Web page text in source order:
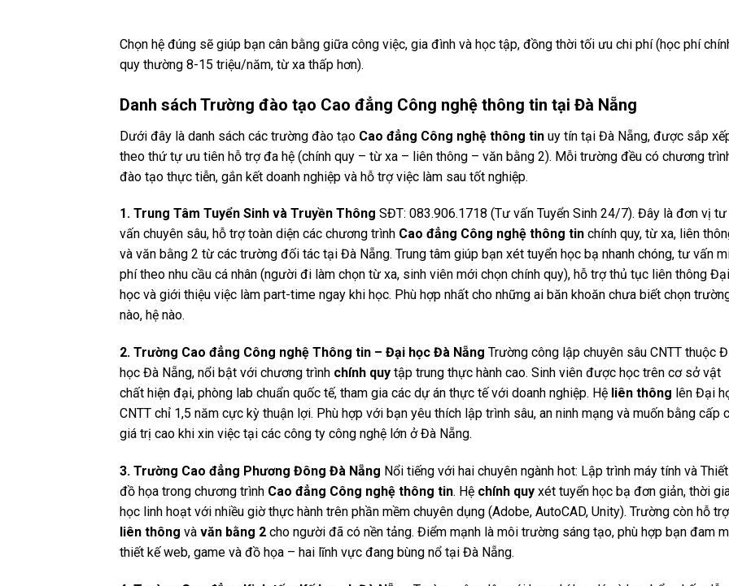
Chọn hệ đúng sẽ giúp bạn cân bằng giữa công việc, gia đình và học tập, đồng thời tối ưu chi phí (học phí
quy thường 8-15 triệu/năm, từ xa thấp hơn).
Danh sách Trường đào tạo Cao đẳng Công nghệ thông tin tại Đà Nẵng
Dưới đây là danh sách các trường đào tạo Cao đẳng Công nghệ thông tin uy tín tại Đà Nẵng, được sắp
theo thứ tự ưu tiên hỗ trợ đa hệ (chính quy – từ xa – liên thông – văn bằng 2). Mỗi trường đều có chương
đào tạo thực tiễn, gắn kết doanh nghiệp và hỗ trợ việc làm sau tốt nghiệp.
1. Trung Tâm Tuyển Sinh và Truyền Thông SĐT: 083.906.1718 (Tư vấn Tuyển Sinh 24/7). Đây là đơn vị tư
vấn chuyên sâu, hỗ trợ toàn diện các chương trình Cao đẳng Công nghệ thông tin chính quy, từ xa, liên
và văn bằng 2 từ các trường đối tác tại Đà Nẵng. Trung tâm giúp bạn xét tuyển học bạ nhanh chóng, tư vấn
phí theo nhu cầu cá nhân (người đi làm chọn từ xa, sinh viên mới chọn chính quy), hỗ trợ thủ tục liên thông Đại
học và giới thiệu việc làm part-time ngay khi học. Phù hợp nhất cho những ai băn khoăn chưa biết chọn
nào, hệ nào.
2. Trường Cao đẳng Công nghệ Thông tin – Đại học Đà Nẵng Trường công lập chuyên sâu CNTT thuộc
học Đà Nẵng, nổi bật với chương trình chính quy tập trung thực hành cao. Sinh viên được học trên cơ sở vật
chất hiện đại, phòng lab chuẩn quốc tế, tham gia các dự án thực tế với doanh nghiệp. Hệ liên thông lên Đại
CNTT chỉ 1,5 năm cực kỳ thuận lợi. Phù hợp với bạn yêu thích lập trình sâu, an ninh mạng và muốn bằng cấp
giá trị cao khi xin việc tại các công ty công nghệ lớn ở Đà Nẵng.
3. Trường Cao đẳng Phương Đông Đà Nẵng Nổi tiếng với hai chuyên ngành hot: Lập trình máy tính và
đồ họa trong chương trình Cao đẳng Công nghệ thông tin. Hệ chính quy xét tuyển học bạ đơn giản, thời
học linh hoạt với nhiều giờ thực hành trên phần mềm chuyên dụng (Adobe, AutoCAD, Unity). Trường còn hỗ trợ
liên thông và văn bằng 2 cho người đã có nền tảng. Điểm mạnh là môi trường sáng tạo, phù hợp bạn đam
thiết kế web, game và đồ họa – hai lĩnh vực đang bùng nổ tại Đà Nẵng.